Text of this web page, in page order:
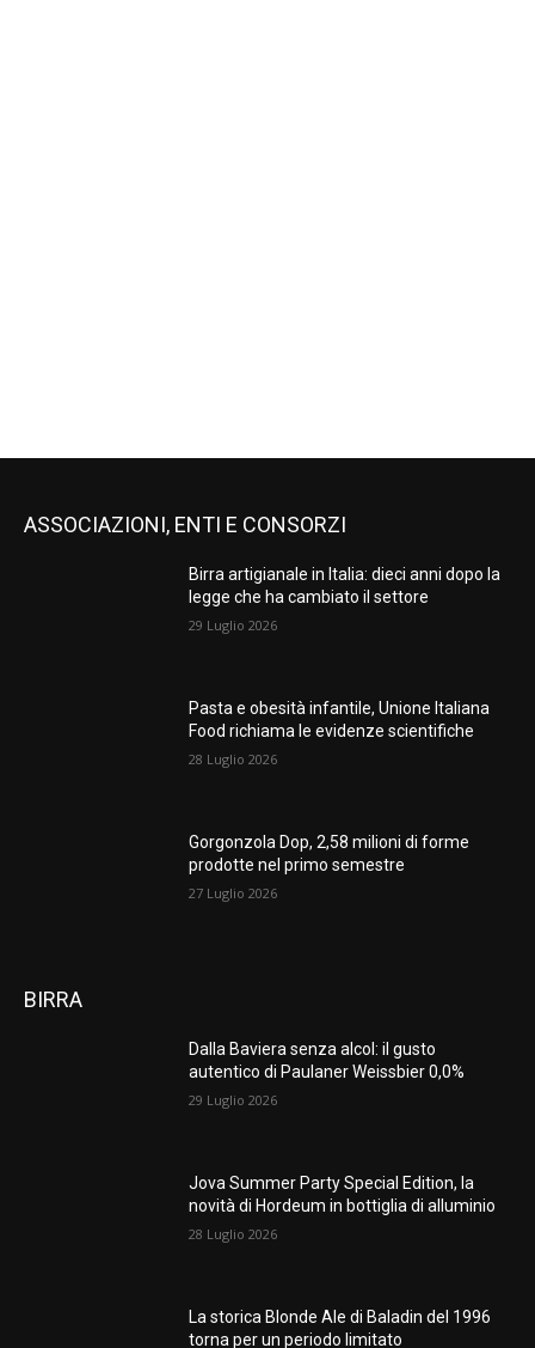
ASSOCIAZIONI, ENTI E CONSORZI
Birra artigianale in Italia: dieci anni dopo la
legge che ha cambiato il settore
29 Luglio 2026
Pasta e obesità infantile, Unione Italiana
Food richiama le evidenze scientifiche
28 Luglio 2026
Gorgonzola Dop, 2,58 milioni di forme
prodotte nel primo semestre
27 Luglio 2026
BIRRA
Dalla Baviera senza alcol: il gusto
autentico di Paulaner Weissbier 0,0%
29 Luglio 2026
Jova Summer Party Special Edition, la
novità di Hordeum in bottiglia di alluminio
28 Luglio 2026
La storica Blonde Ale di Baladin del 1996
torna per un periodo limitato